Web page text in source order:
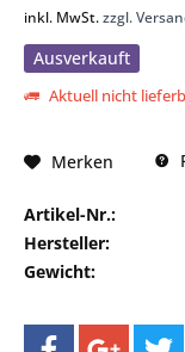
inkl. MwSt.zzgl.
Ausverkauft
Aktuell nicht
Merken
Artikel-Nr.:
Hersteller:
Gewicht: